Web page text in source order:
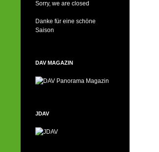
Sorry, we are closed
Danke für eine schöne
Saison
DAV MAGAZIN
JDAV